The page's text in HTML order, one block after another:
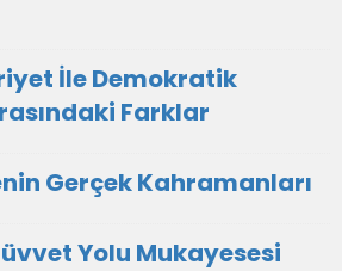
İle Demokratik
Farklar
Gerçek Kahramanları
Yolu Mukayesesi